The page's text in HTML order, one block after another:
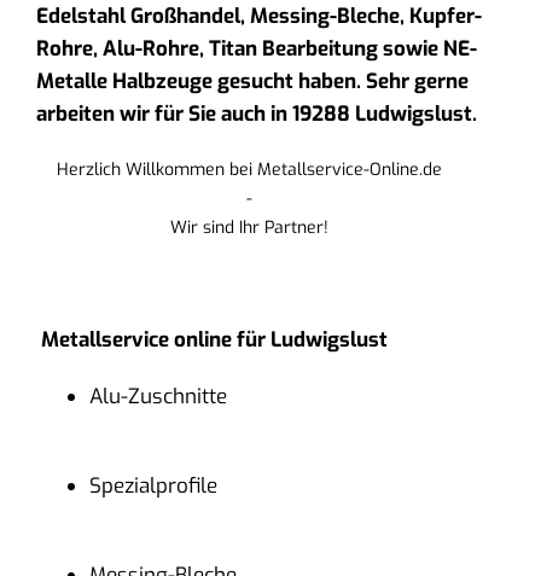
Edelstahl Großhandel, Messing-Bleche, Kupfer-
Rohre, Alu-Rohre, Titan Bearbeitung sowie NE-
Metalle Halbzeuge gesucht haben. Sehr gerne
arbeiten wir für Sie auch in 19288 Ludwigslust.
Herzlich Willkommen bei Metallservice-Online.de
-
Wir sind Ihr Partner!
Metallservice online für Ludwigslust
Alu-Zuschnitte
Spezialprofile